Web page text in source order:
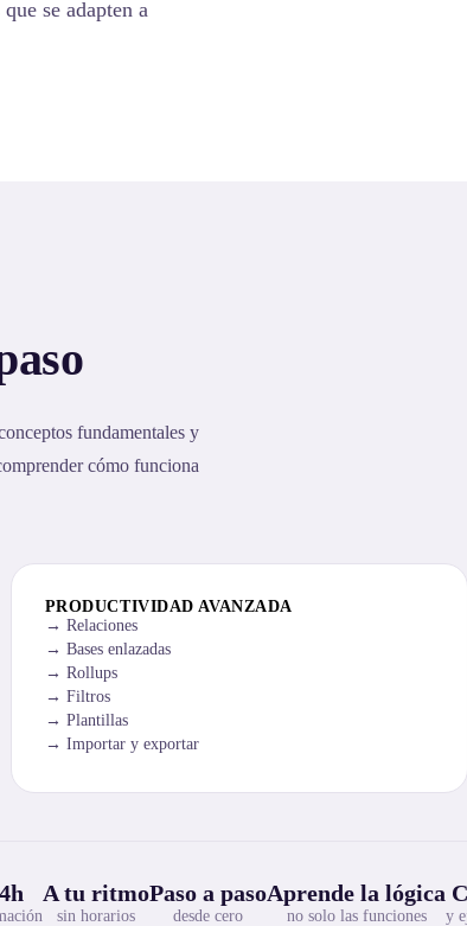
se adapten a
fundamentales y
cómo funciona
PRODUCTIVIDAD AVANZADA
Relaciones
Bases enlazadas
Rollups
Filtros
Plantillas
Importar y exportar
A tu ritmo
sin horarios
Paso a paso
desde cero
Aprende la lógica
no solo las funciones y